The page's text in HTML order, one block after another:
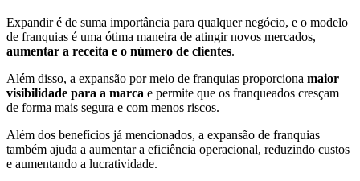
Expandir é de suma importância para qualquer negócio, e o modelo
de franquias é uma ótima maneira de atingir novos mercados,
aumentar a receita e o número de clientes.
Além disso, a expansão por meio de franquias proporciona maior
visibilidade para a marca e permite que os franqueados cresçam
de forma mais segura e com menos riscos.
Além dos benefícios já mencionados, a expansão de franquias
também ajuda a aumentar a eficiência operacional, reduzindo custos
e aumentando a lucratividade.